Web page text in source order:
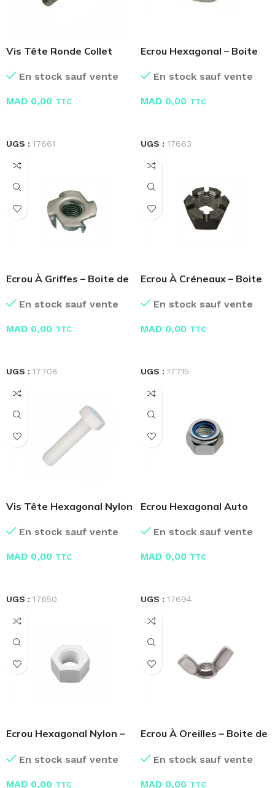
Vis Tête Ronde Collet
En stock sauf vente
MAD 0,00 TTC
UGS : 17661
Ecrou Hexagonal – Boite
En stock sauf vente
MAD 0,00 TTC
UGS : 17663
Ecrou À Griffes – Boite de
En stock sauf vente
MAD 0,00 TTC
UGS : 17708
Ecrou À Créneaux – Boite
En stock sauf vente
MAD 0,00 TTC
UGS : 17715
Vis Tête Hexagonal Nylon
En stock sauf vente
MAD 0,00 TTC
UGS : 17650
Ecrou Hexagonal Auto
En stock sauf vente
MAD 0,00 TTC
UGS : 17694
Ecrou Hexagonal Nylon –
En stock sauf vente
MAD 0,00 TTC
Ecrou À Oreilles – Boite de
En stock sauf vente
MAD 0,00 TTC